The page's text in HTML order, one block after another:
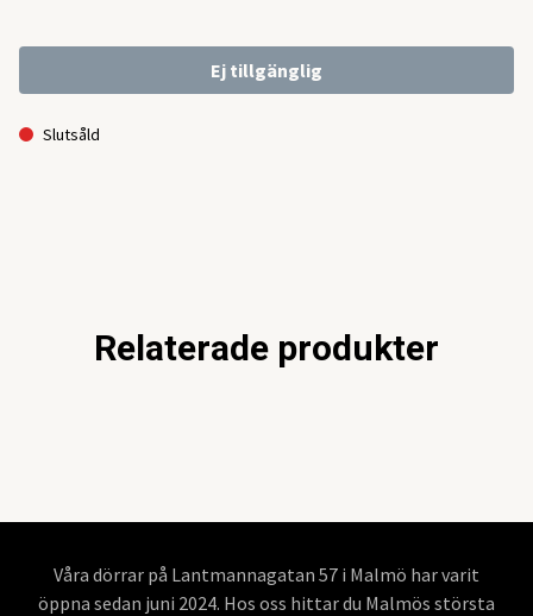
Ej tillgänglig
Slutsåld
Relaterade produkter
Våra dörrar på Lantmannagatan 57 i Malmö har varit
öppna sedan juni 2024. Hos oss hittar du Malmös största